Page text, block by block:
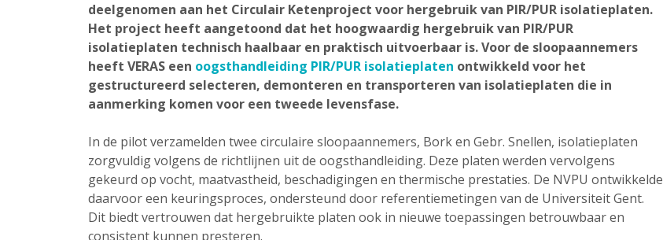
deelgenomen aan het Circulair Ketenproject voor hergebruik van PIR/PUR isolatieplaten.
Het project heeft aangetoond dat het hoogwaardig hergebruik van PIR/PUR
isolatieplaten technisch haalbaar en praktisch uitvoerbaar is. Voor de sloopaannemers
heeft VERAS een oogsthandleiding PIR/PUR isolatieplaten ontwikkeld voor het
gestructureerd selecteren, demonteren en transporteren van isolatieplaten die in
aanmerking komen voor een tweede levensfase.
In de pilot verzamelden twee circulaire sloopaannemers, Bork en Gebr. Snellen, isolatieplaten
zorgvuldig volgens de richtlijnen uit de oogsthandleiding. Deze platen werden vervolgens
gekeurd op vocht, maatvastheid, beschadigingen en thermische prestaties. De NVPU ontwikkelde
daarvoor een keuringsproces, ondersteund door referentiemetingen van de Universiteit Gent.
Dit biedt vertrouwen dat hergebruikte platen ook in nieuwe toepassingen betrouwbaar en
consistent kunnen presteren.